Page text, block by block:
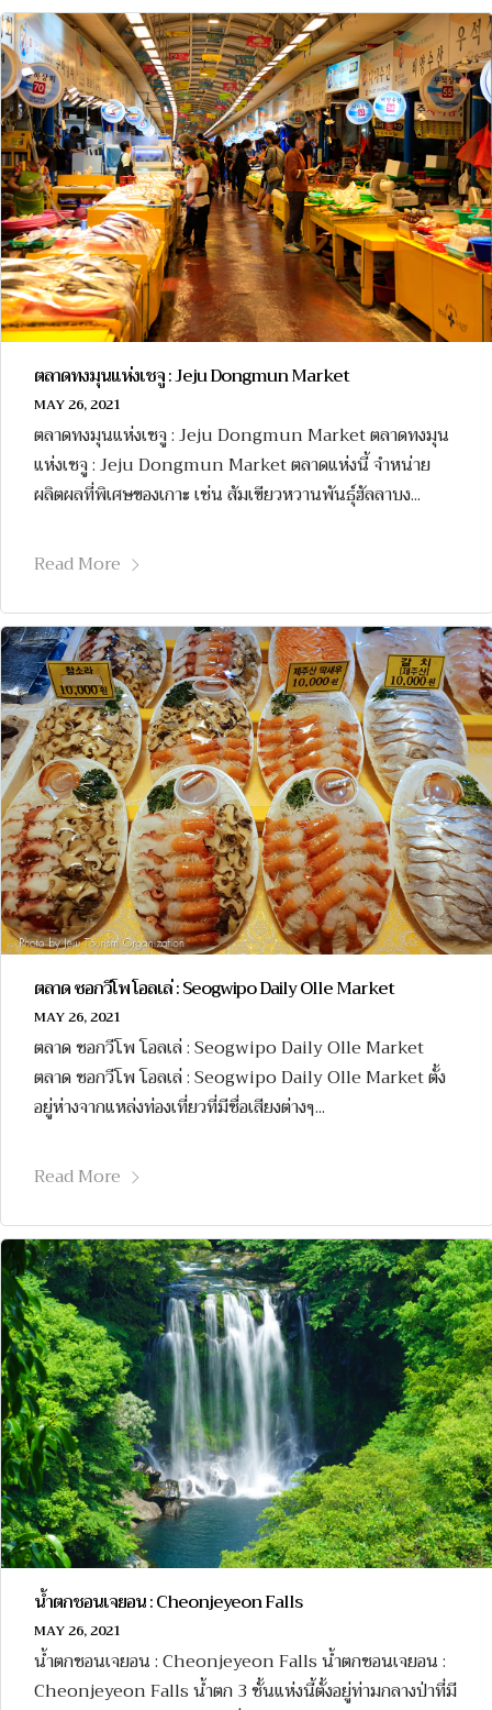
ตลาดทงมุนแห่งเชจู : Jeju Dongmun Market
MAY 26, 2021
ตลาดทงมุนแห่งเชจู : Jeju Dongmun Market ตลาดทงมุน
แห่งเชจู : Jeju Dongmun Market ตลาดแห่งนี้ จำหน่าย
ผลิตผลที่พิเศษของเกาะ เช่น ส้มเขียวหวานพันธุ์ฮัลลาบง...
Read More
ตลาด ซอกวีโพ โอลเล่ : Seogwipo Daily Olle Market
MAY 26, 2021
ตลาด ซอกวีโพ โอลเล่ : Seogwipo Daily Olle Market
ตลาด ซอกวีโพ โอลเล่ : Seogwipo Daily Olle Market ตั้ง
อยู่ห่างจากแหล่งท่องเที่ยวที่มีชื่อเสียงต่างๆ...
Read More
น้ำตกชอนเจยอน : Cheonjeyeon Falls
MAY 26, 2021
น้ำตกชอนเจยอน : Cheonjeyeon Falls น้ำตกชอนเจยอน :
Cheonjeyeon Falls น้ำตก 3 ชั้นแห่งนี้ตั้งอยู่ท่ามกลางป่าที่มี